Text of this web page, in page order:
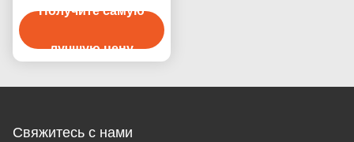
марганец CAS 15375-
Получите самую
лучшую цену
Свяжитесь с нами